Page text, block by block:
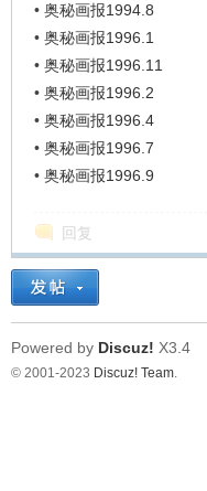
• 奥秘画报1994.8
• 奥秘画报1996.1
• 奥秘画报1996.11
• 奥秘画报1996.2
• 奥秘画报1996.4
• 奥秘画报1996.7
• 奥秘画报1996.9
回复
Powered by Discuz! X3.4
© 2001-2023 Discuz! Team.